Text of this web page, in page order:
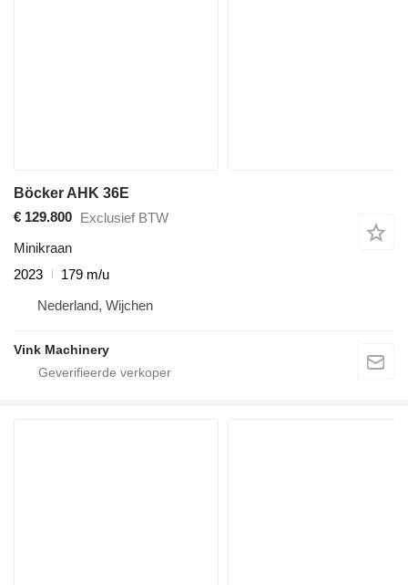
Böcker AHK 36E
€ 129.800 Exclusief BTW
Minikraan
2023
179 m/u
Nederland, Wijchen
Vink Machinery